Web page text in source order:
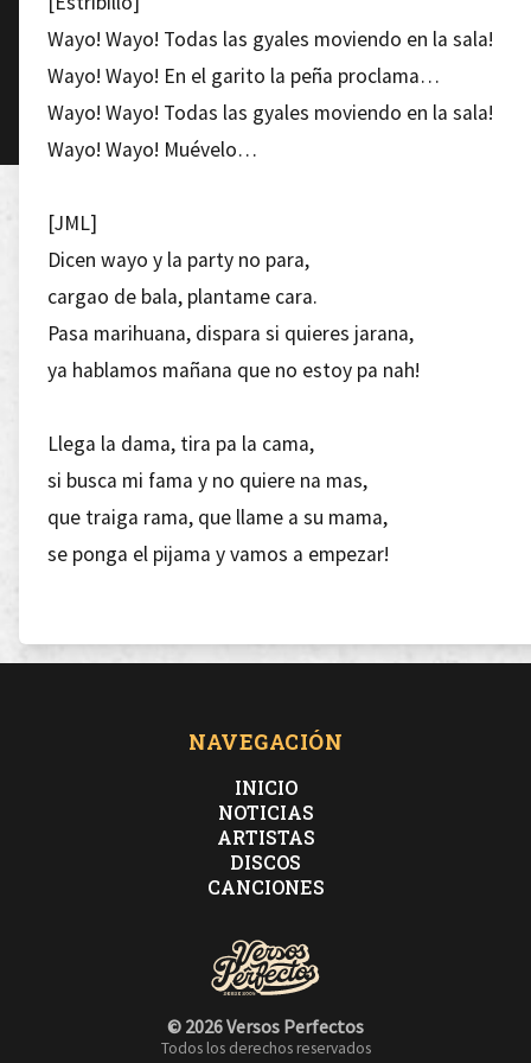
Wayo! Wayo! Todas las gyales moviendo en la sala!
Wayo! Wayo! En el garito la peña proclama…
Wayo! Wayo! Todas las gyales moviendo en la sala!
Wayo! Wayo! Muévelo…
[JML]
Dicen wayo y la party no para,
cargao de bala, plantame cara.
Pasa marihuana, dispara si quieres jarana,
ya hablamos mañana que no estoy pa nah!
Llega la dama, tira pa la cama,
si busca mi fama y no quiere na mas,
que traiga rama, que llame a su mama,
se ponga el pijama y vamos a empezar!
Wayo! Wayo! Todas las gyales moviendo en la sala!
Wayo! Wayo! Todas las gyales moviendo en la sala!
Wayo! Wayo! Muévelo…
Guay yo, guay tu, guay tos!
Lo tiro al blanco os estanco,
es pan comido os arranco en el garito el tango.
NAVEGACIÓN
INICIO
NOTICIAS
ARTISTAS
DISCOS
CANCIONES
© 2026 Versos Perfectos
Todos los derechos reservados